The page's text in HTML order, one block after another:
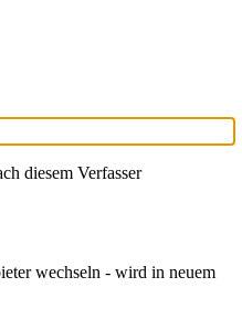
diesem Verfasser
wechseln - wird in neuem